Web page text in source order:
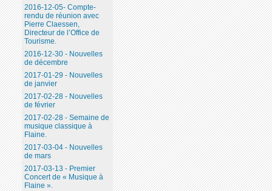
2016-12-05- Compte-
rendu de réunion avec
Pierre Claessen,
Directeur de l’Office de
Tourisme.
2016-12-30 - Nouvelles
de décembre
2017-01-29 - Nouvelles
de janvier
2017-02-28 - Nouvelles
de février
2017-02-28 - Semaine de
musique classique à
Flaine.
2017-03-04 - Nouvelles
de mars
2017-03-13 - Premier
Concert de « Musique à
Flaine ».